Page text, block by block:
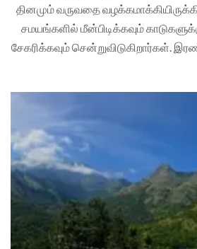
தினமும் வருவதை
சமயங்களில் மீன்பிடிக்கவும்
சேகரிக்கவும் சென்றுவிடுகிறார்கள்.